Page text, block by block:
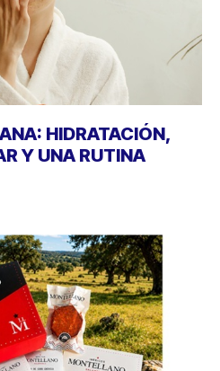
HIDRATACIÓN,
Y UNA RUTINA